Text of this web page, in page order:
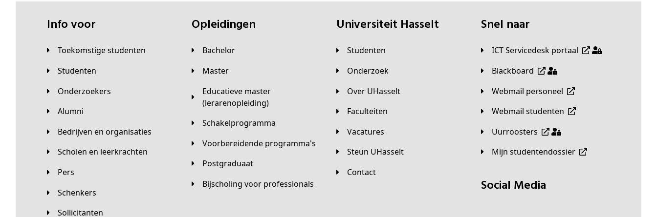
Info voor
Toekomstige studenten
Studenten
Onderzoekers
Alumni
Bedrijven en organisaties
Scholen en leerkrachten
Pers
Schenkers
Sollicitanten
Opleidingen
Bachelor
Master
Educatieve master
(lerarenopleiding)
Schakelprogramma
Voorbereidende programma's
Postgraduaat
Bijscholing voor professionals
universiteit Hasselt
Studenten
Onderzoek
Over UHasselt
Faculteiten
Vacatures
Steun UHasselt
Contact
Snel naar
ICT Servicedesk portaal
Blackboard
Webmail personeel
Webmail studenten
Uurroosters
Mijn studentendossier
Social Media